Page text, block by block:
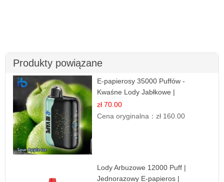
Produkty powiązane
E-papierosy 35000 Puffów -
Kwaśne Lody Jabłkowe |
Orzeźwiający Smak
zł 70.00
Cena oryginalna：zł 160.00
Lody Arbuzowe 12000 Puff |
Jednorazowy E-papieros |